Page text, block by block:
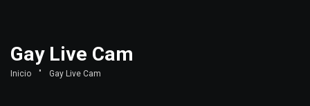
Gay Live Cam
Inicio " Gay Live Cam